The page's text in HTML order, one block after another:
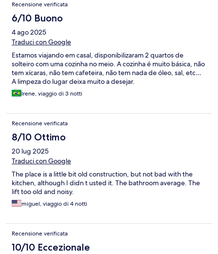
Recensione verificata
6/10 Buono
4 ago 2025
Traduci con Google
Estamos viajando em casal, disponibilizaram 2 quartos de
solteiro com uma cozinha no meio. A cozinha é muito básica, não
tem xícaras, não tem cafeteira, não tem nada de óleo, sal, etc…
A limpeza do lugar deixa muito a desejar.
Irene, viaggio di 3 notti
Recensione verificata
8/10 Ottimo
20 lug 2025
Traduci con Google
The place is a little bit old construction, but not bad with the
kitchen, although I didn t usted it. The bathroom average. The
lift too old and noisy.
miguel, viaggio di 4 notti
Recensione verificata
10/10 Eccezionale